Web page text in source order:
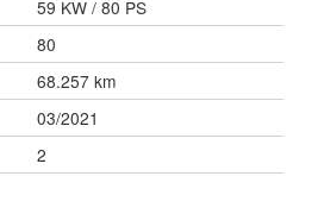
59 KW / 80 PS
80
68.257 km
03/2021
2